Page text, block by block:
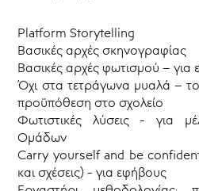
Platform Storytelling
Βασικές αρχές σκηνογραφίας
Βασικές αρχές φωτισμού – για
Όχι στα τετράγωνα μυαλά –
προϋπόθεση στο σχολείο
Φωτιστικές λύσεις - για
Ομάδων
Carry yourself and be
και σχέσεις) - για εφήβους